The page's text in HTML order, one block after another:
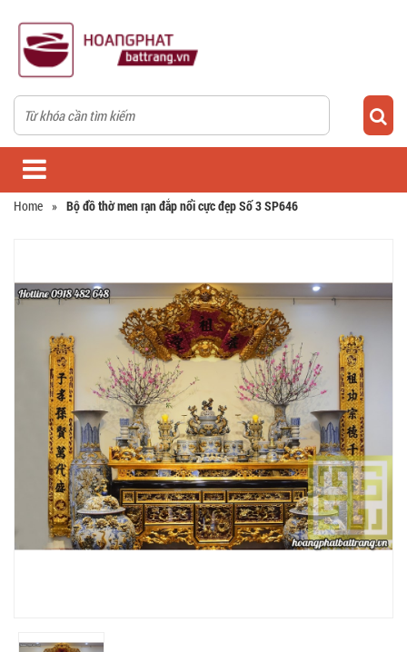
Home » Bộ đồ thờ men rạn đắp nổi cực đẹp Số 3 SP646